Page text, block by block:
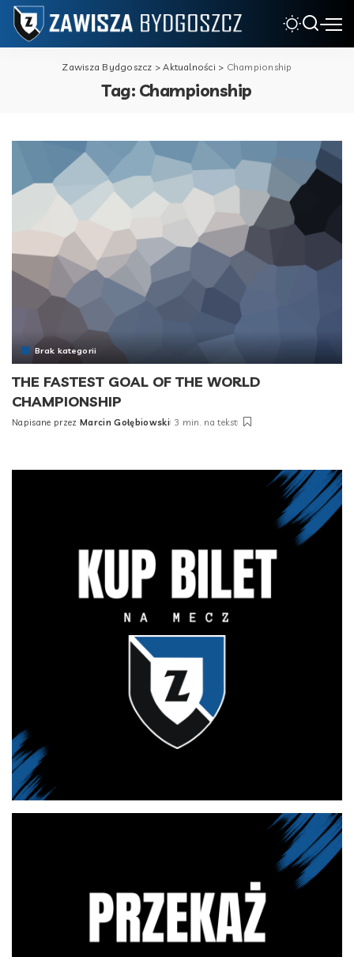
Zawisza Bydgoszcz >Aktualności > Championship
Tag: Championship
Brak kategorii
THE FASTEST GOAL OF THE WORLD
CHAMPIONSHIP
Posted
Napisane przez Marcin Gołębiowski 3 min. na tekst